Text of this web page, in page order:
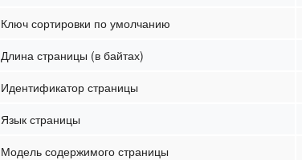
Ключ сортировки по умолчанию
Длина страницы (в байтах)
Идентификатор страницы
Язык страницы
Модель содержимого страницы